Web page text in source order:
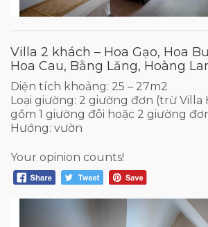
Villa 2 khách – Hoa Gạo, Hoa
Hoa Cau, Bằng Lăng, Hoàng
Diện tích khoảng: 25 – 27m2
Loại giường: 2 giường đơn (trừ Villa
gồm 1 giường đôi hoặc 2 giường
Hướng: vườn
Your opinion counts!